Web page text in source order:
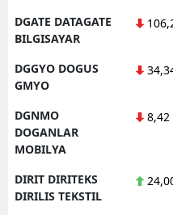
DGATE DATAGATE
BILGISAYAR
DGGYO DOGUS
GMYO
DGNMO
DOGANLAR
MOBILYA
8,42
DIRIT DIRITEKS
DIRILIS TEKSTIL